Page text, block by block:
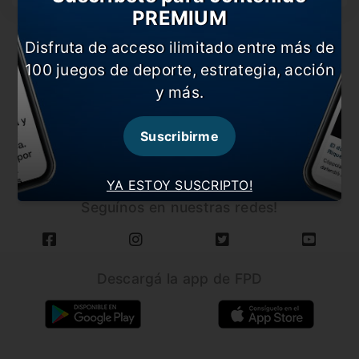
CARGAR MÁS NOTICIAS
Seguínos en nuestras redes!
YA ESTOY SUSCRIPTO!
PREMIUM
Disfruta de acceso ilimitado entre más de
100 juegos de deporte, estrategia, acción
y más.
Suscribirme